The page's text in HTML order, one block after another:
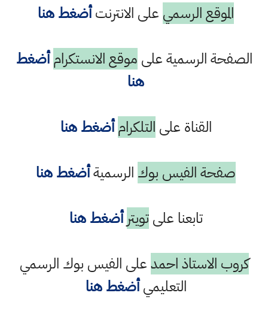
الموقع الرسمي على الانترنتأضغط هنا
الصفحة الرسمية على موقع الانستكرام أضغط
هنا
القناة على التلكرام أضغط هنا
صفحة الفيس بوك الرسميةأضغط هنا
تابعنا علىتويتر أضغط هنا
كروب الاستاذ احمدعلى الفيس بوك الرسمي
التعليميأضغط هنا